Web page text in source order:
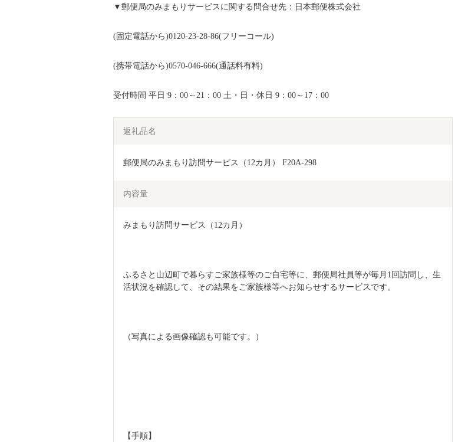
▼郵便局のみまもりサービスに関する問合せ先：日本郵便株式会社
(固定電話から)0120-23-28-86(フリーコール)
(携帯電話から)0570-046-666(通話料有料)
受付時間 平日 9：00～21：00 土・日・休日 9：00～17：00
返礼品名
郵便局のみまもり訪問サービス（12カ月） F20A-298
内容量
みまもり訪問サービス（12カ月）
ふるさと山辺町で暮らすご家族様等のご自宅等に、郵便局社員等が毎月1回訪問し、生
活状況を確認して、その結果をご家族様等へお知らせするサービスです。
（写真による画像確認も可能です。）
【手順】